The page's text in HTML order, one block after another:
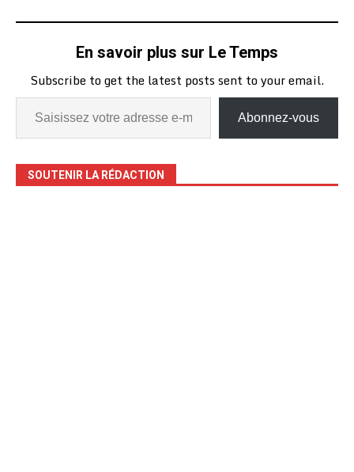
En savoir plus sur Le Temps
Subscribe to get the latest posts sent to your email.
Abonnez-vous
SOUTENIR LA RÉDACTION